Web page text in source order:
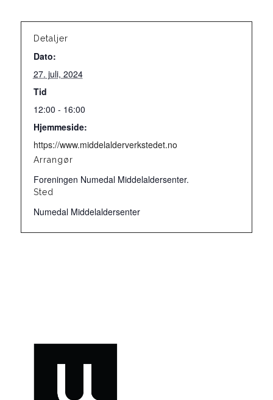
Detaljer
Dato:
27. juli, 2024
Tid
12:00 - 16:00
Hjemmeside:
https://www.middelalderverkstedet.no
Arrangør
Foreningen Numedal Middelaldersenter.
Sted
Numedal Middelaldersenter